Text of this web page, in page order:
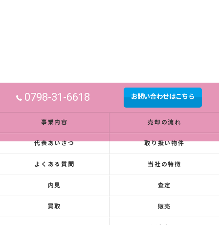
0798-31-6618 お問い合わせはこちら
事業内容 売却の流れ
代表あいさつ 取り扱い物件
よくある質問 当社の特徴
内見 査定
買取 販売